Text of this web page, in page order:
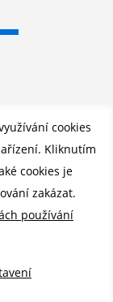
zveřejňované
cookies
Kliknutím
cookies je
zakázat.
používání